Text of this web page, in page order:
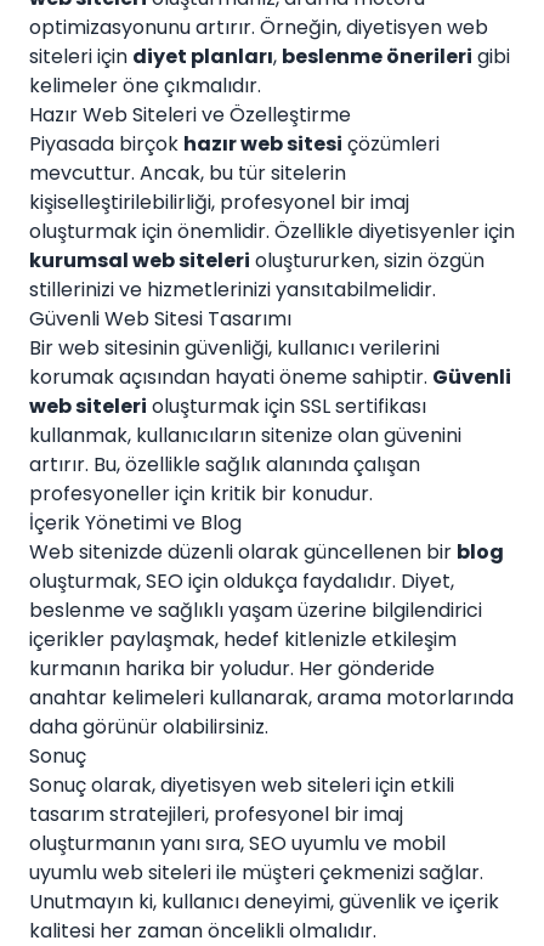
optimizasyonunu artırır. Örneğin, diyetisyen web
siteleri için diyet planları, beslenme önerileri gibi
kelimeler öne çıkmalıdır.
Hazır Web Siteleri ve Özelleştirme
Piyasada birçok hazır web sitesi çözümleri
mevcuttur. Ancak, bu tür sitelerin
kişiselleştirilebilirliği, profesyonel bir imaj
oluşturmak için önemlidir. Özellikle diyetisyenler için
kurumsal web siteleri oluştururken, sizin özgün
stillerinizi ve hizmetlerinizi yansıtabilmelidir.
Güvenli Web Sitesi Tasarımı
Bir web sitesinin güvenliği, kullanıcı verilerini
korumak açısından hayati öneme sahiptir. Güvenli
web siteleri oluşturmak için SSL sertifikası
kullanmak, kullanıcıların sitenize olan güvenini
artırır. Bu, özellikle sağlık alanında çalışan
profesyoneller için kritik bir konudur.
İçerik Yönetimi ve Blog
Web sitenizde düzenli olarak güncellenen bir blog
oluşturmak, SEO için oldukça faydalıdır. Diyet,
beslenme ve sağlıklı yaşam üzerine bilgilendirici
içerikler paylaşmak, hedef kitlenizle etkileşim
kurmanın harika bir yoludur. Her gönderide
anahtar kelimeleri kullanarak, arama motorlarında
daha görünür olabilirsiniz.
Sonuç
Sonuç olarak, diyetisyen web siteleri için etkili
tasarım stratejileri, profesyonel bir imaj
oluşturmanın yanı sıra, SEO uyumlu ve mobil
uyumlu web siteleri ile müşteri çekmenizi sağlar.
Unutmayın ki, kullanıcı deneyimi, güvenlik ve içerik
kalitesi her zaman öncelikli olmalıdır.